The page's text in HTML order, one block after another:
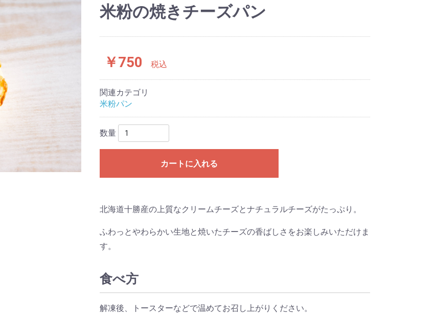
米粉の焼きチーズパン
￥750 税込
関連カテゴリ
米粉パン
数量
カートに入れる
北海道十勝産の上質なクリームチーズとナチュラルチーズがたっぷり。
ふわっとやわらかい生地と焼いたチーズの香ばしさをお楽しみいただけま
す。
食べ方
解凍後、トースターなどで温めてお召し上がりください。